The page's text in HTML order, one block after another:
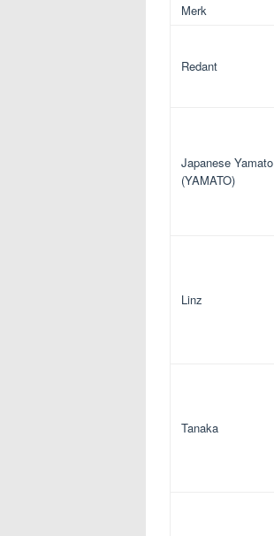
Merk
Redant
Japanese Yamato
(YAMATO)
Linz
Tanaka